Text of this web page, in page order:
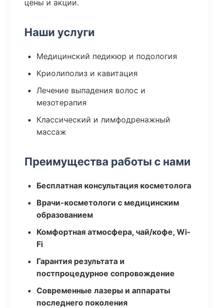
цены и акции.
Наши услуги
Медицинский педикюр и подология
Криолиполиз и кавитация
Лечение выпадения волос и
мезотерапия
Классический и лимфодренажный
массаж
Преимущества работы с нами
Бесплатная консультация косметолога
Врачи-косметологи с медицинским
образованием
Комфортная атмосфера, чай/кофе, Wi-
Fi
Гарантия результата и
постпроцедурное сопровождение
Современные лазеры и аппараты
последнего поколения